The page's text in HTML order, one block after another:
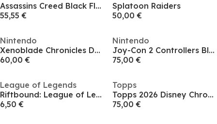
Assassins Creed Black Flag Resynced
55,55 €
Splatoon Raiders
50,00 €
Nintendo
Xenoblade Chronicles Definitive Edition NS2 Edition
60,00 €
Nintendo
Joy-Con 2 Controllers Blue / Yellow
75,00 €
League of Legends
Riftbound: League of Legends TCG - Set 04 - Vendetta - Booster Pack
6,50 €
Topps
Topps 2026 Disney Chrome - Mega Box
75,00 €